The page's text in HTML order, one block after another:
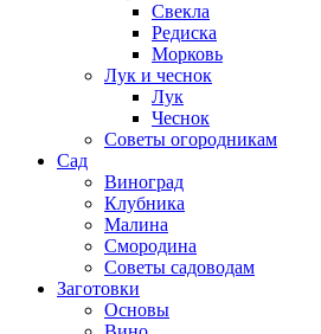
Свекла
Редиска
Морковь
Лук и чеснок
Лук
Чеснок
Советы огородникам
Сад
Виноград
Клубника
Малина
Смородина
Советы садоводам
Заготовки
Основы